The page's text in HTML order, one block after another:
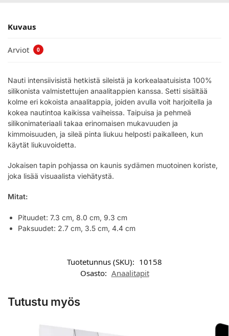
Kuvaus
Arviot 0
Nauti intensiivisistä hetkistä sileistä ja korkealaatuisista 100%
silikonista valmistettujen anaalitappien kanssa. Setti sisältää
kolme eri kokoista anaalitappia, joiden avulla voit harjoitella ja
kokea nautintoa kaikissa vaiheissa. Taipuisa ja pehmeä
silikonimateriaali takaa erinomaisen mukavuuden ja
kimmoisuuden, ja sileä pinta liukuu helposti paikalleen, kun
käytät liukuvoidetta.
Jokaisen tapin pohjassa on kaunis sydämen muotoinen koriste,
joka lisää visuaalista viehätystä.
Mitat:
Pituudet: 7.3 cm, 8.0 cm, 9.3 cm
Paksuudet: 2.7 cm, 3.5 cm, 4.4 cm
Tuotetunnus (SKU): 10158
Osasto: Anaalitapit
Tutustu myös